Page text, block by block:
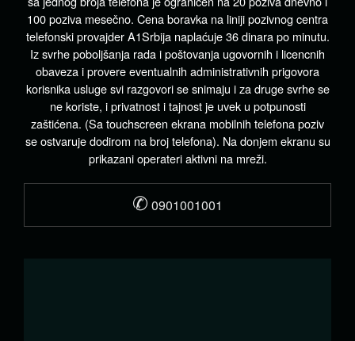
100 poziva mesečno. Cena boravka na liniji pozivnog centra
telefonski provajder A1Srbija naplaćuje 36 dinara po minutu.
Iz svrhe poboljšanja rada i poštovanja ugovornih i licencnih
obaveza i provere eventualnih administrativnih prigovora
korisnika usluge svi razgovori se snimaju i za druge svrhe se
ne koriste, i privatnost i tajnost je uvek u potpunosti
zaštićena. (Sa touchscreen ekrana mobilnih telefona poziv
se ostvaruje dodirom na broj telefona). Na donjem ekranu su
prikazani operateri aktivni na mreži.
✆ 0901001001